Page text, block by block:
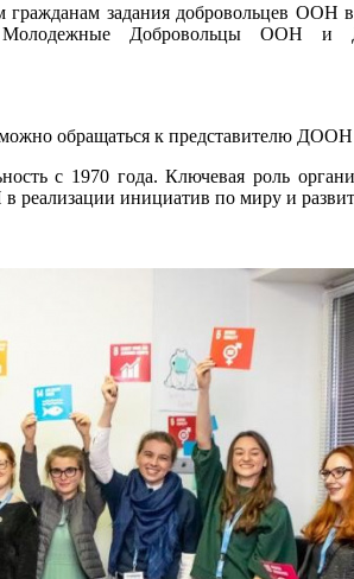
задания добровольцев ООН
Добровольцы ООН и
обращаться к представителю
с 1970 года. Ключевая роль
реализации инициатив по миру и